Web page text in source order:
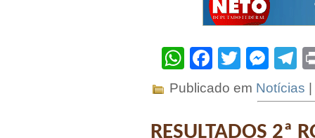
WhatsApp
Facebook
Twitter
Publicado em Notícias
RESULTADOS 2ª